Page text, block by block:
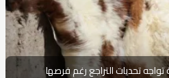
تحديات التراجع رغم فرصها